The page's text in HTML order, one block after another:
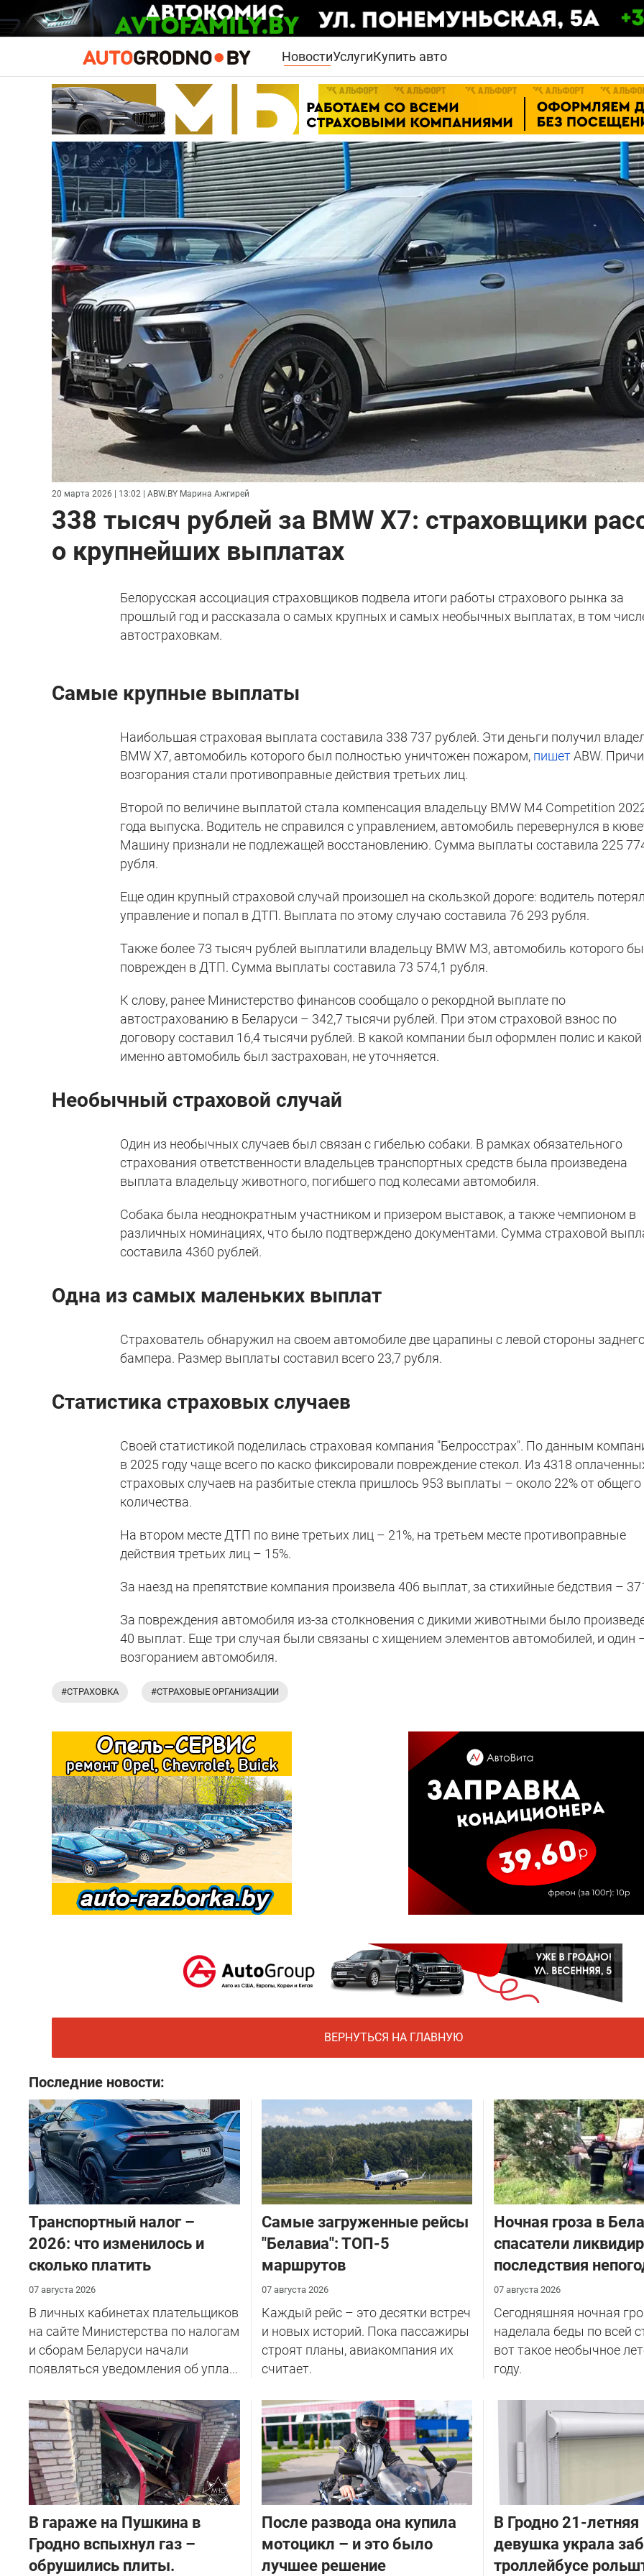
НовостиУслугиКупить авто
20 марта 2026 | 13:02 | ABW.BY Марина Ажгирей
338 тысяч рублей за BMW X7: страховщики
о крупнейших выплатах
Белорусская ассоциация страховщиков подвела итоги работы страхового рынка за
прошлый год и рассказала о самых крупных и самых необычных выплатах, в том
автостраховкам.
Самые крупные выплаты
Наибольшая страховая выплата составила 338 737 рублей. Эти деньги получил
BMW X7, автомобиль которого был полностью уничтожен пожаром, пишетABW.
возгорания стали противоправные действия третьих лиц.
Второй по величине выплатой стала компенсация владельцу BMW M4 Competition
года выпуска. Водитель не справился с управлением, автомобиль перевернулся в
Машину признали не подлежащей восстановлению. Сумма выплаты составила 225
рубля.
Еще один крупный страховой случай произошел на скользкой дороге: водитель
управление и попал в ДТП. Выплата по этому случаю составила 76 293 рубля.
Также более 73 тысяч рублей выплатили владельцу BMW M3, автомобиль которого
поврежден в ДТП. Сумма выплаты составила 73 574,1 рубля.
К слову, ранее Министерство финансов сообщало о рекордной выплате по
автострахованию в Беларуси – 342,7 тысячи рублей. При этом страховой взнос по
договору составил 16,4 тысячи рублей. В какой компании был оформлен полис и какой
именно автомобиль был застрахован, не уточняется.
Необычный страховой случай
Один из необычных случаев был связан с гибелью собаки. В рамках обязательного
страхования ответственности владельцев транспортных средств была произведена
выплата владельцу животного, погибшего под колесами автомобиля.
Собака была неоднократным участником и призером выставок, а также чемпионом в
различных номинациях, что было подтверждено документами. Сумма страховой
составила 4360 рублей.
Одна из самых маленьких выплат
Страхователь обнаружил на своем автомобиле две царапины с левой стороны
бампера. Размер выплаты составил всего 23,7 рубля.
Статистика страховых случаев
Своей статистикой поделилась страховая компания "Белросстрах". По данным
в 2025 году чаще всего по каско фиксировали повреждение стекол. Из 4318
страховых случаев на разбитые стекла пришлось 953 выплаты – около 22% от общего
количества.
На втором месте ДТП по вине третьих лиц – 21%, на третьем месте противоправные
действия третьих лиц – 15%.
За наезд на препятствие компания произвела 406 выплат, за стихийные бедствия –
За повреждения автомобиля из-за столкновения с дикими животными было
40 выплат. Еще три случая были связаны с хищением элементов автомобилей, и один
возгоранием автомобиля.
#СТРАХОВКА #СТРАХОВЫЕ ОРГАНИЗАЦИИ
ВЕРНУТЬСЯ НА ГЛАВНУЮ
Последние новости:
Транспортный налог –
2026: что изменилось и
сколько платить
07 августа 2026
В личных кабинетах плательщиков
на сайте Министерства по налогам
и сборам Беларуси начали
появляться уведомления об упла...
Самые загруженные рейсы
"Белавиа": ТОП-5
маршрутов
07 августа 2026
Каждый рейс – это десятки встреч
и новых историй. Пока пассажиры
строят планы, авиакомпания их
считает.
Ночная гроза в
спасатели
последствия
07 августа 2026
Сегодняшняя ночная
наделала беды по всей
вот такое необычное
году.
В гараже на Пушкина в
Гродно вспыхнул газ –
обрушились плиты.
После развода она купила
мотоцикл – и это было
лучшее решение
В Гродно 21-летняя
девушка украла
троллейбусе